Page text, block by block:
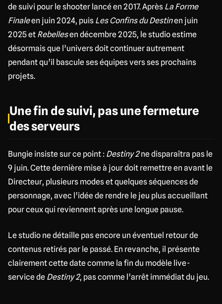
de suivi pour le shooter lancé en 2017. Après La Forme
Finaleen juin 2024, puis Les Confins du Destinen juin
2025 et Rebellesen décembre 2025, le studio estime
désormais que l’univers doit continuer autrement
pendant qu’il bascule ses équipes vers ses prochains
projets.
Une fin de suivi, pas une fermeture
des serveurs
Bungie insiste sur ce point : Destiny 2ne disparaîtra pas le
9 juin. Cette dernière mise à jour doit remettre en avant le
Directeur, plusieurs modes et quelques séquences de
personnage, avec l’idée de rendre le jeu plus accueillant
pour ceux qui reviennent après une longue pause.
Le studio ne détaille pas encore un éventuel retour de
contenus retirés par le passé. En revanche, il présente
clairement cette date comme la fin du modèle live-
service de Destiny 2, pas comme l’arrêt immédiat du jeu.